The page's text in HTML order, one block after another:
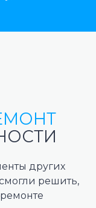
других
решить,